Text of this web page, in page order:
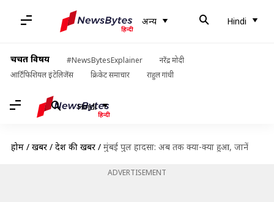
अन्य Hindi
चर्चित विषय #NewsBytesExplainer
नरेंद्र मोदी
आर्टिफिशियल इंटेलिजेंस
क्रिकेट समाचार राहुल गांधी
Hindi
होम / खबरें / देश की खबरें / मुंबई पुल हादसा: अब तक क्या-क्या हुआ, जानें
ADVERTISEMENT